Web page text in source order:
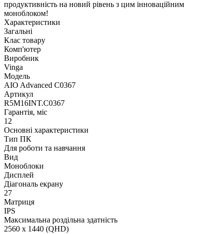
продуктивність на новий рівень з цим інноваційним
моноблоком!
Характеристики
Загальні
Клас товару
Комп'ютер
Виробник
Vinga
Модель
AIO Advanced C0367
Артикул
R5M16INT.C0367
Гарантія, міс
12
Основні характеристики
Тип ПК
Для роботи та навчання
Вид
Моноблоки
Дисплей
Діагональ екрану
27
Матриця
IPS
Максимальна роздільна здатність
2560 x 1440 (QHD)